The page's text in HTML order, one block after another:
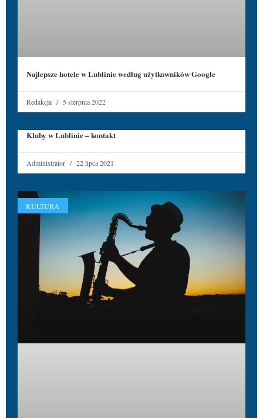
Najlepsze hotele w Lublinie według użytkowników Google
Redakcja 5 sierpnia 2022
Kluby w Lublinie – kontakt
Administrator 22 lipca 2021
KULTURA